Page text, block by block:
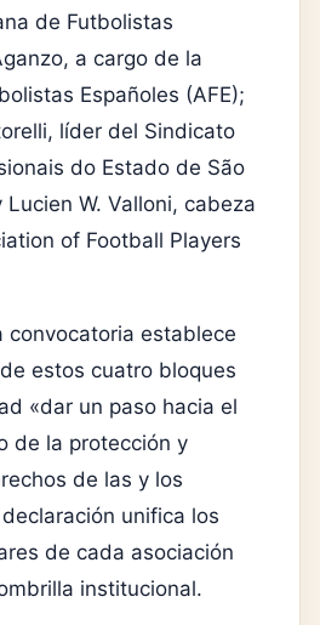
de Futbolistas
a cargo de la
Españoles (AFE);
líder del Sindicato
do Estado de São
Lucien W. Valloni, cabeza
of Football Players
convocatoria establece
estos cuatro bloques
«dar un paso hacia el
de la protección y
de las y los
unifica los
de cada asociación
institucional.